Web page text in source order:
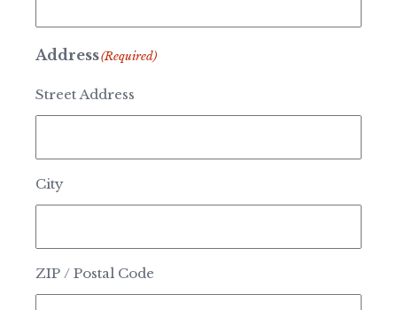
Address(Required)
Street Address
City
ZIP / Postal Code